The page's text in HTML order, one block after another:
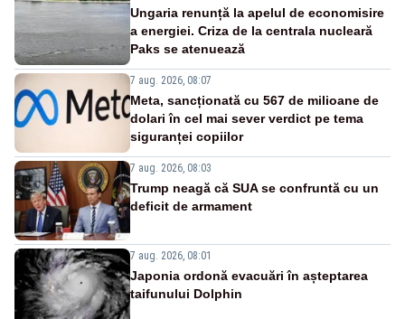
Ungaria renunță la apelul de economisire
a energiei. Criza de la centrala nucleară
Paks se atenuează
7 aug. 2026, 08:07
Meta, sancționată cu 567 de milioane de
dolari în cel mai sever verdict pe tema
siguranței copiilor
7 aug. 2026, 08:03
Trump neagă că SUA se confruntă cu un
deficit de armament
7 aug. 2026, 08:01
Japonia ordonă evacuări în așteptarea
taifunului Dolphin